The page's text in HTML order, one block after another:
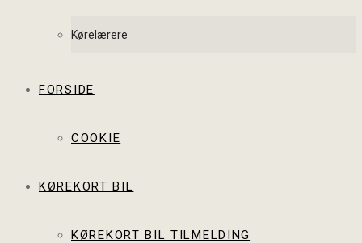
Kørelærere
FORSIDE
COOKIE
KØREKORT BIL
KØREKORT BIL TILMELDING